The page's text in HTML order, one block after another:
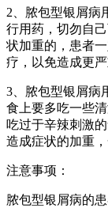
2、脓包型银屑病
行用药，切勿自
状加重的，患者
疗，以免造成更严
3、脓包型银屑病
食上要多吃一些
吃过于辛辣刺激
造成症状的加重
注意事项：
脓包型银屑病的